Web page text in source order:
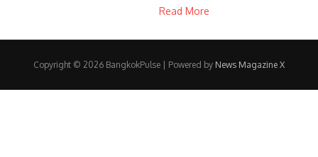
Read More
Copyright © 2026 BangkokPulse | Powered by News Magazine X